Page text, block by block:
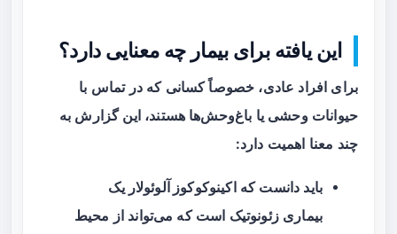
این یافته برای بیمار چه معنایی دارد؟
برای افراد عادی، خصوصاً کسانی که در تماس با
حیوانات وحشی یا باغ‌وحش‌ها هستند، این گزارش به
چند معنا اهمیت دارد:
باید دانست کهاکینوکوکوز آلوئولار یک
بیماری زئونوتیک است که می‌تواند از محیط